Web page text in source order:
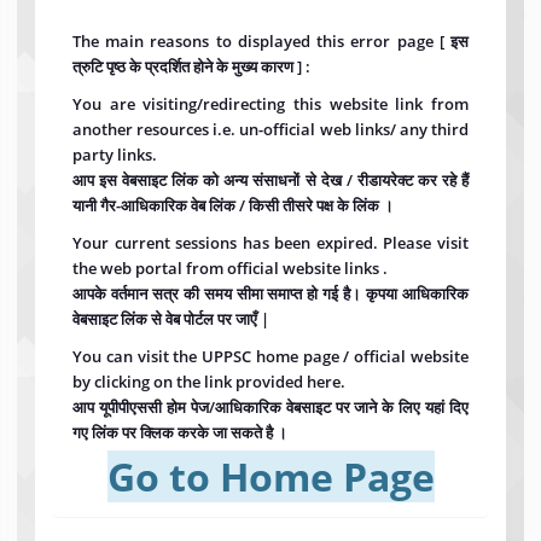
The main reasons to displayed this error page [ इस
त्रुटि पृष्ठ के प्रदर्शित होने के मुख्य कारण ] :
You are visiting/redirecting this website link from
another resources i.e. un-official web links/ any third
party links.
आप इस वेबसाइट लिंक को अन्य संसाधनों से देख / रीडायरेक्ट कर रहे हैं
यानी गैर-आधिकारिक वेब लिंक / किसी तीसरे पक्ष के लिंक ।
Your current sessions has been expired. Please visit
the web portal from official website links .
आपके वर्तमान सत्र की समय सीमा समाप्त हो गई है। कृपया आधिकारिक
वेबसाइट लिंक से वेब पोर्टल पर जाएँ |
You can visit the UPPSC home page / official website
by clicking on the link provided here.
आप यूपीपीएससी होम पेज/आधिकारिक वेबसाइट पर जाने के लिए यहां दिए
गए लिंक पर क्लिक करके जा सकते है ।
Go to Home Page